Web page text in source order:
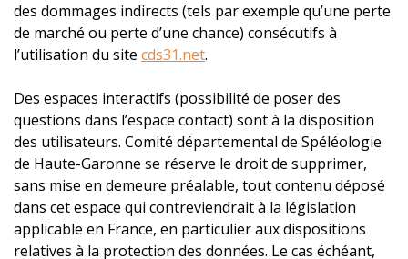
des dommages indirects (tels par exemple qu’une perte
de marché ou perte d’une chance) consécutifs à
l’utilisation du site cds31.net.
Des espaces interactifs (possibilité de poser des
questions dans l’espace contact) sont à la disposition
des utilisateurs. Comité départemental de Spéléologie
de Haute-Garonne se réserve le droit de supprimer,
sans mise en demeure préalable, tout contenu déposé
dans cet espace qui contreviendrait à la législation
applicable en France, en particulier aux dispositions
relatives à la protection des données. Le cas échéant,